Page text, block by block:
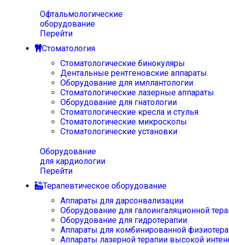
Офтальмологические
оборудование
Перейти
Стоматология
Стоматологические бинокуляры
Дентальные рентгеновские аппараты
Оборудование для имплантологии
Стоматологические лазерные аппараты
Оборудование для гнатологии
Стоматологические кресла и стулья
Стоматологические микроскопы
Стоматологические установки
Оборудование
для кардиологии
Перейти
Терапевтическое оборудование
Аппараты для дарсонвализации
Оборудование для галоингаляционной
Оборудование для гидротерапии
Аппараты для комбинированной
Аппараты лазерной терапии высокой